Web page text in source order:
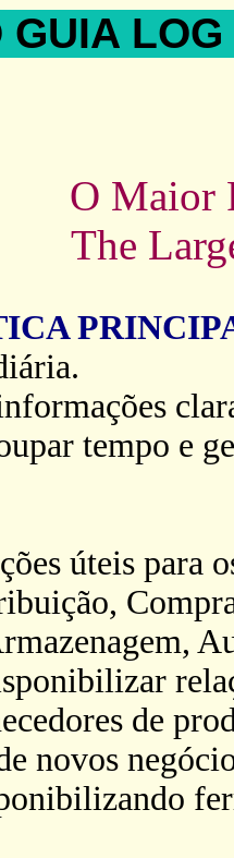
GUIA
The
tempo e
úteis para
de
novos